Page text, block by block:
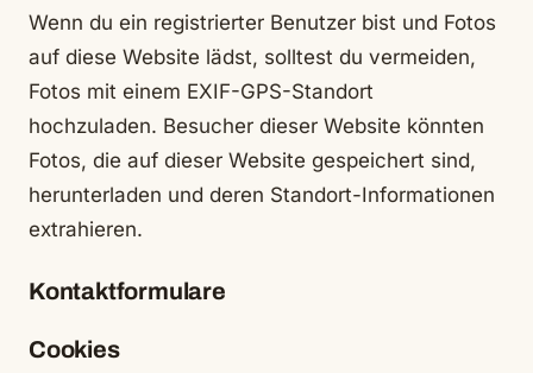
Wenn du ein registrierter Benutzer bist und Fotos
auf diese Website lädst, solltest du vermeiden,
Fotos mit einem EXIF-GPS-Standort
hochzuladen. Besucher dieser Website könnten
Fotos, die auf dieser Website gespeichert sind,
herunterladen und deren Standort-Informationen
extrahieren.
Kontaktformulare
Cookies